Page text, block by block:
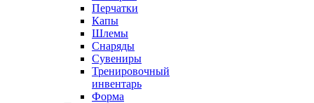
Перчатки
Капы
Шлемы
Снаряды
Сувениры
Тренировочный
инвентарь
Форма